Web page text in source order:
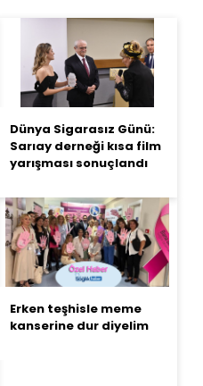
Dünya Sigarasız Günü:
Sarıay derneği kısa film
yarışması sonuçlandı
Erken teşhisle meme
kanserine dur diyelim